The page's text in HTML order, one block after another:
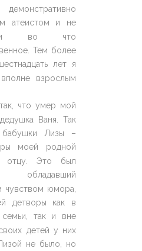
атеистом и не
во что
Тем более
лет я
взрослым
что умер мой
Ваня. Так
Лизы –
моей родной
отцу. Это был
обладавший
чувством юмора,
детворы как в
так и вне
детей у них
не было, но